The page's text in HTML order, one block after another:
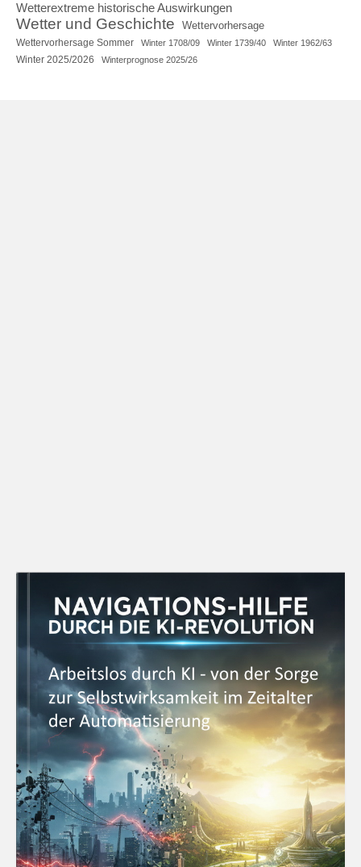
Wetterextreme historische Auswirkungen
Wetter und Geschichte Wettervorhersage
Wettervorhersage Sommer Winter 1708/09 Winter 1739/40 Winter 1962/63
Winter 2025/2026 Winterprognose 2025/26